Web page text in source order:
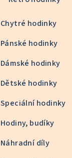
Chytré hodinky
Pánské hodinky
Dámské hodinky
Dětské hodinky
Speciální hodinky
Hodiny, budíky
Náhradní díly